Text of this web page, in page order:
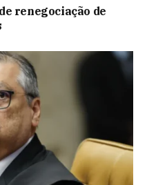
renegociação de